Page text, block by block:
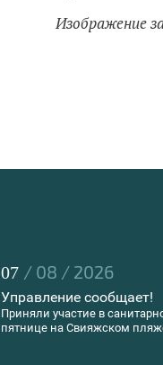
Изображение
07 / 08 / 2026
Управление сообщает!
Приняли участие в
пятнице на Свияжском